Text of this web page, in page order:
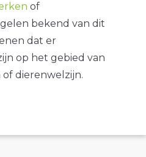
of
bekend van dit
dat er
op het gebied van
dierenwelzijn.